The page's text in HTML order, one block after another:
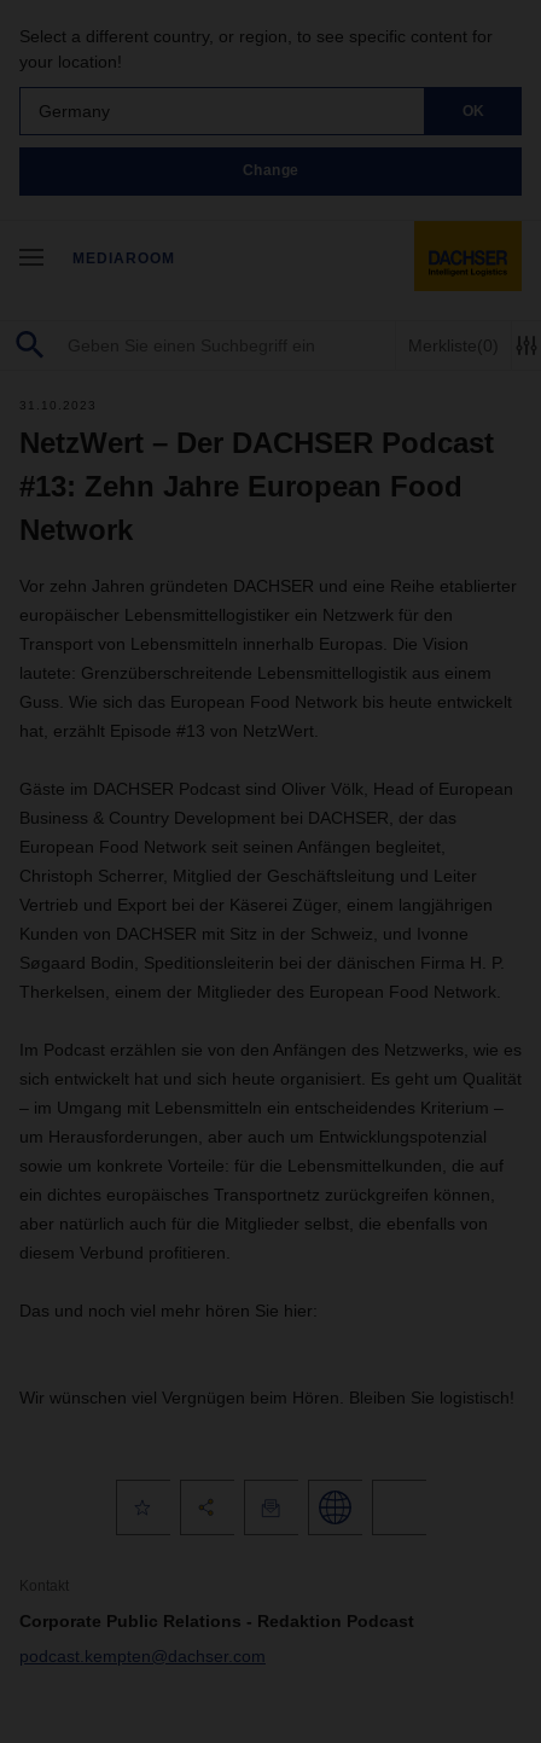
Select a different country, or region, to see specific content for
your location!
Germany OK
Change
MEDIAROOM
Merkliste(0)
31.10.2023
NetzWert – Der DACHSER Podcast
#13: Zehn Jahre European Food
Network
Vor zehn Jahren gründeten DACHSER und eine Reihe etablierter
europäischer Lebensmittellogistiker ein Netzwerk für den
Transport von Lebensmitteln innerhalb Europas. Die Vision
lautete: Grenzüberschreitende Lebensmittellogistik aus einem
Guss. Wie sich das European Food Network bis heute entwickelt
hat, erzählt Episode #13 von NetzWert.
Gäste im DACHSER Podcast sind Oliver Völk, Head of European
Business & Country Development bei DACHSER, der das
European Food Network seit seinen Anfängen begleitet,
Christoph Scherrer, Mitglied der Geschäftsleitung und Leiter
Vertrieb und Export bei der Käserei Züger, einem langjährigen
Kunden von DACHSER mit Sitz in der Schweiz, und Ivonne
Søgaard Bodin, Speditionsleiterin bei der dänischen Firma H. P.
Therkelsen, einem der Mitglieder des European Food Network.
Im Podcast erzählen sie von den Anfängen des Netzwerks, wie es
sich entwickelt hat und sich heute organisiert. Es geht um Qualität
– im Umgang mit Lebensmitteln ein entscheidendes Kriterium –
um Herausforderungen, aber auch um Entwicklungspotenzial
sowie um konkrete Vorteile: für die Lebensmittelkunden, die auf
ein dichtes europäisches Transportnetz zurückgreifen können,
aber natürlich auch für die Mitglieder selbst, die ebenfalls von
diesem Verbund profitieren.
Das und noch viel mehr hören Sie hier:
Wir wünschen viel Vergnügen beim Hören. Bleiben Sie logistisch!
Kontakt
Corporate Public Relations - Redaktion Podcast
podcast.kempten@dachser.com